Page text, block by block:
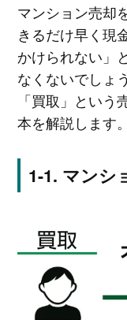
マンション売却
きるだけ早く現
かけられない」
なくないでしょ
「買取」とい
本を解説します。
マンシ